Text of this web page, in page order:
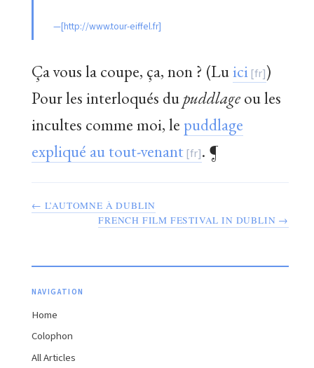
Ça vous la coupe, ça, non ? (Luici
)
Pour les interloqués dupuddlageou les
incultes comme moi, le puddlage
expliqué au tout-venant
. ¶
← L’AUTOMNE À DUBLIN
FRENCH FILM FESTIVAL IN DUBLIN →
NAVIGATION
Home
Colophon
All Articles